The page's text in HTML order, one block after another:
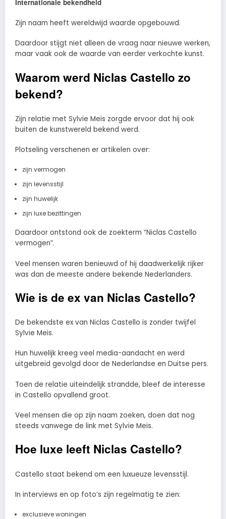
Internationale bekendheid
Zijn naam heeft wereldwijd waarde opgebouwd.
Daardoor stijgt niet alleen de vraag naar nieuwe werken,
maar vaak ook de waarde van eerder verkochte kunst.
Waarom werd Niclas Castello zo
bekend?
Zijn relatie met Sylvie Meis zorgde ervoor dat hij ook
buiten de kunstwereld bekend werd.
Plotseling verschenen er artikelen over:
zijn vermogen
zijn levensstijl
zijn huwelijk
zijn luxe bezittingen
Daardoor ontstond ook de zoekterm “Niclas Castello
vermogen”.
Veel mensen waren benieuwd of hij daadwerkelijk rijker
was dan de meeste andere bekende Nederlanders.
Wie is de ex van Niclas Castello?
De bekendste ex van Niclas Castello is zonder twijfel
Sylvie Meis.
Hun huwelijk kreeg veel media-aandacht en werd
uitgebreid gevolgd door de Nederlandse en Duitse pers.
Toen de relatie uiteindelijk strandde, bleef de interesse
in Castello opvallend groot.
Veel mensen die op zijn naam zoeken, doen dat nog
steeds vanwege de link met Sylvie Meis.
Hoe luxe leeft Niclas Castello?
Castello staat bekend om een luxueuze levensstijl.
In interviews en op foto’s zijn regelmatig te zien:
exclusieve woningen